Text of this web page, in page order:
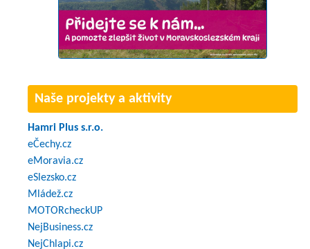
Naše projekty a aktivity
Hamri Plus s.r.o.
eČechy.cz
eMoravia.cz
eSlezsko.cz
Mládež.cz
MOTORcheckUP
NejBusiness.cz
NejChlapi.cz